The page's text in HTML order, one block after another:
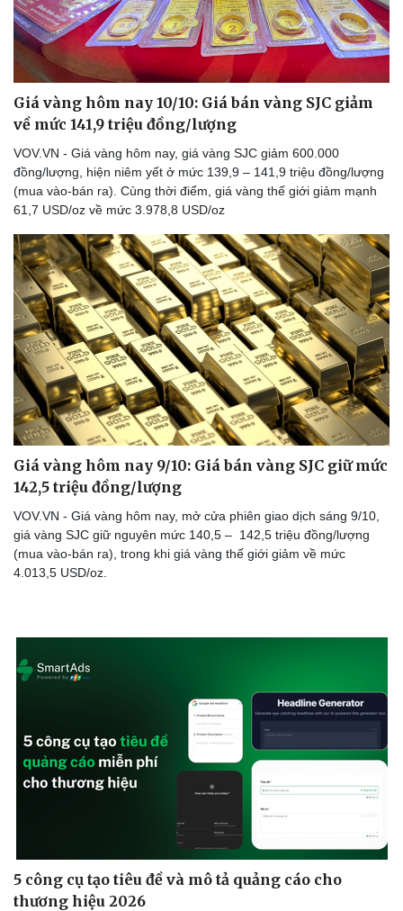
Doanh nghiệp
Thông tin doanh nghiệp
Doanh nghiệp 24h
Doanh nhân
Vì cộng đồng
Công nghệ
Sành điệu
Tin Công nghệ
Trải nghiệm
Chuyển đổi số
Giá vàng hôm nay 10/10: Giá bán vàng SJC giảm
về mức 141,9 triệu đồng/lượng
VOV.VN - Giá vàng hôm nay, giá vàng SJC giảm 600.000
đồng/lượng, hiện niêm yết ở mức 139,9 – 141,9 triệu đồng/lượng
(mua vào-bán ra). Cùng thời điểm, giá vàng thế giới giảm mạnh
61,7 USD/oz về mức 3.978,8 USD/oz
Giá vàng hôm nay 9/10: Giá bán vàng SJC giữ mức
142,5 triệu đồng/lượng
VOV.VN - Giá vàng hôm nay, mở cửa phiên giao dịch sáng 9/10,
giá vàng SJC giữ nguyên mức 140,5 – 142,5 triệu đồng/lượng
(mua vào-bán ra), trong khi giá vàng thế giới giảm về mức
4.013,5 USD/oz.
5 công cụ tạo tiêu đề và mô tả quảng cáo cho
thương hiệu 2026